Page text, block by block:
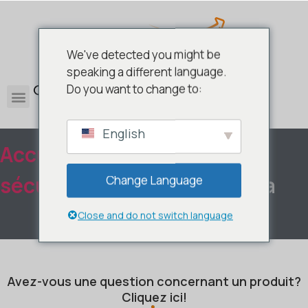
0
Accueil/Antivirus et
sécurité
Antivirus/ G Data
Avez-vous une question concernant un produit?
Cliquez ici!
We've detected you might be
speaking a different language.
Do you want to change to:
English
Change Language
Close and do not switch language